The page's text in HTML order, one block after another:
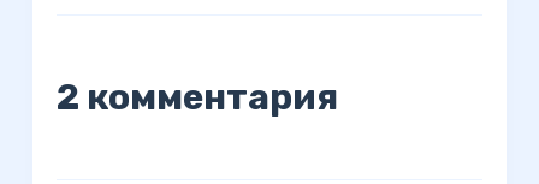
2 комментария